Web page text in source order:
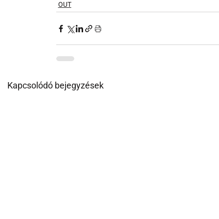
OUT
Kapcsolódó bejegyzések